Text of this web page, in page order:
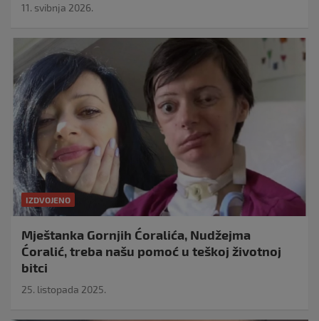
11. svibnja 2026.
IZDVOJENO
Mještanka Gornjih Ćoralića, Nudžejma
Ćoralić, treba našu pomoć u teškoj životnoj
bitci
25. listopada 2025.